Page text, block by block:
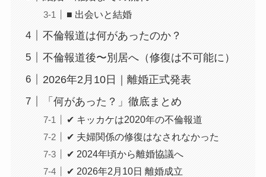
■ 出会いと結婚
不倫報道は何があったのか？
不倫報道後〜別居へ（修復は不可能に）
2026年2月10日｜離婚正式発表
「何があった？」徹底まとめ
✔ キッカケは2020年の不倫報道
✔ 夫婦関係の修復はなされなかった
✔ 2024年頃から離婚協議へ
✔ 2026年2月10日 離婚成立